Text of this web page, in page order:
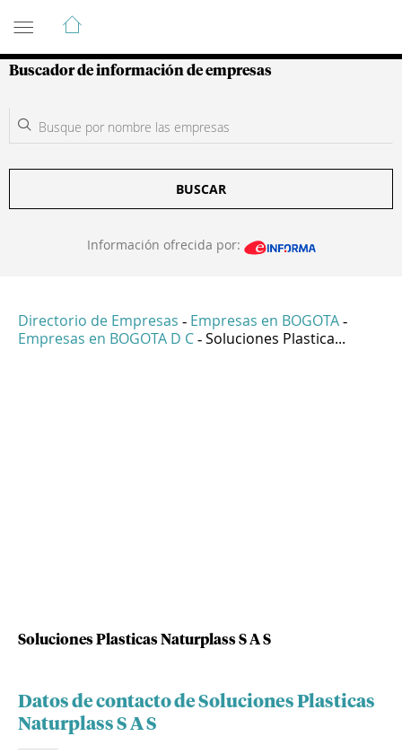
Guía de Empresas Colombianas
Buscador de información de empresas
BUSCAR
Información ofrecida por:
Directorio de Empresas - Empresas en BOGOTA -
Empresas en BOGOTA D C - Soluciones Plastica...
Soluciones Plasticas Naturplass S A S
Datos de contacto de Soluciones Plasticas
Naturplass S A S